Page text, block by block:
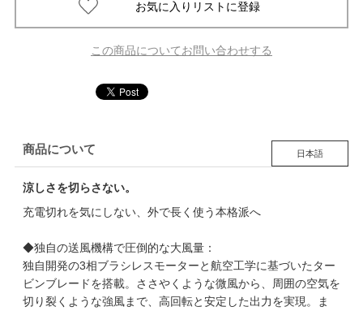
この商品についてお問い合わせする
商品について 日本語
涼しさを切らさない。
充電切れを気にしない、外で長く使う本格派へ
◆独自の送風機構で圧倒的な大風量：
独自開発の3相ブラシレスモーターと航空工学に基づいたター
ビンブレードを搭載。ささやくような微風から、周囲の空気を
切り裂くような強風まで、高回転と安定した出力を実現。ま